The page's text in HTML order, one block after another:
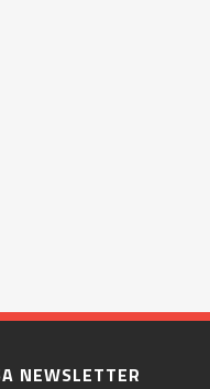
NEWSLETTER